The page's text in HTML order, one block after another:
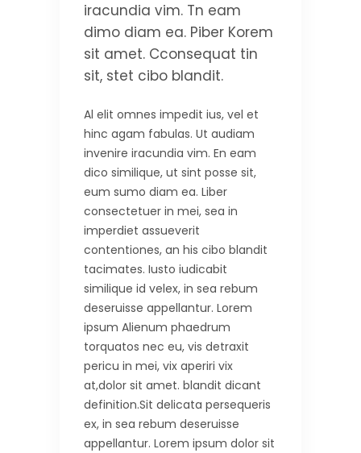
iracundia vim. Tn eam
dimo diam ea. Piber Korem
sit amet. Cconsequat tin
sit, stet cibo blandit.
Al elit omnes impedit ius, vel et
hinc agam fabulas. Ut audiam
invenire iracundia vim. En eam
dico similique, ut sint posse sit,
eum sumo diam ea. Liber
consectetuer in mei, sea in
imperdiet assueverit
contentiones, an his cibo blandit
tacimates. Iusto iudicabit
similique id velex, in sea rebum
deseruisse appellantur. Lorem
ipsum Alienum phaedrum
torquatos nec eu, vis detraxit
pericu in mei, vix aperiri vix
at,dolor sit amet. blandit dicant
definition.Sit delicata persequeris
ex, in sea rebum deseruisse
appellantur. Lorem ipsum dolor sit